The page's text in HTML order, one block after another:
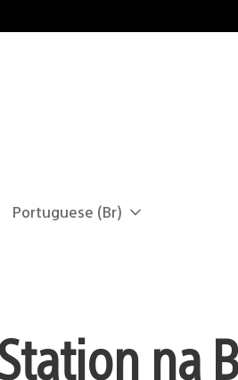
Selecione
Região
Portuguese (Br)
na